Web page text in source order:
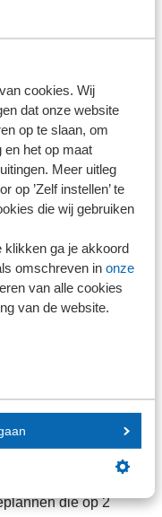
cookies. Wij
dat onze website
op te slaan, om
en het op maat
Meer uitleg
op ’Zelf instellen’ te
die wij gebruiken
klikken ga je akkoord
omschreven in onze
van alle cookies
van de website.
waarheden te
die morgen
bundelen we de
gemotiveerde SRA-
praktisch maken
te adviseren over
in
die op 2